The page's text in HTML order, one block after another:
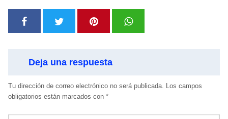
Deja una respuesta
Tu dirección de correo electrónico no será publicada. Los campos
obligatorios están marcados con *